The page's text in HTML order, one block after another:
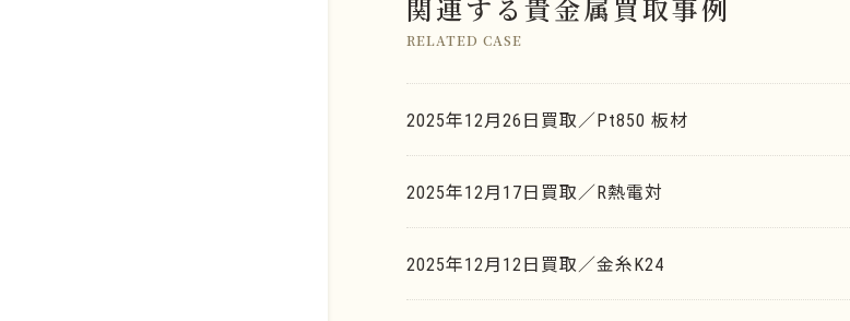
関連する貴金属買取事例
RELATED CASE
2025年12月26日買取／Pt850 板材
2025年12月17日買取／R熱電対
2025年12月12日買取／金糸K24